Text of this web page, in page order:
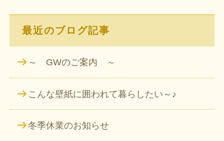
最近のブログ記事
～ GWのご案内 ～
こんな壁紙に囲われて暮らしたい～♪
冬季休業のお知らせ